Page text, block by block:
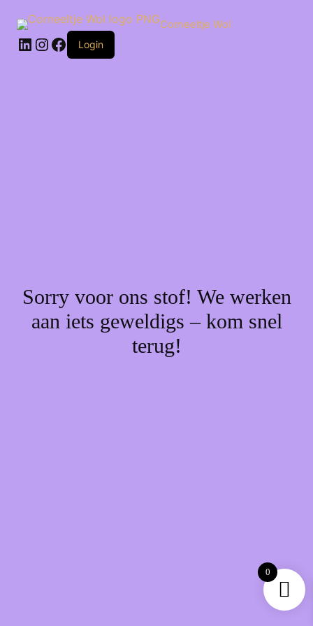
naar
inhoud
Corneeltje Wol
LinkedIn
Instagram
Facebook
Login
Sorry voor ons stof! We werken
aan iets geweldigs – kom snel
terug!
0